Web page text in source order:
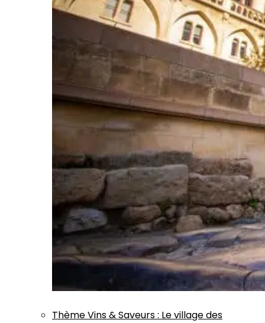
ThèmeVins & Saveurs: Le village des